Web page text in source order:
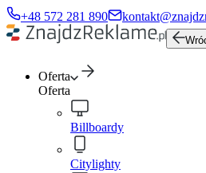
+48 572 281 890
Oferta
Oferta
Billboardy
Citylighty